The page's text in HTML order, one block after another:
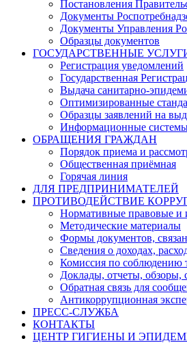
Постановления
Документы
Документы Управления
Образцы документов
ГОСУДАРСТВЕННЫЕ
Регистрация уведомлений
Государственная
Выдача санитарно-
Оптимизированные
Образцы заявлений на
Информационные
ОБРАЩЕНИЯ ГРАЖДАН
Порядок приема и
Общественная приёмная
Горячая линия
ДЛЯ ПРЕДПРИНИМАТЕЛЕЙ
ПРОТИВОДЕЙСТВИЕ
Нормативные правовые и
Методические материалы
Формы документов,
Сведения о доходах,
Комиссия по соблюдению
Доклады, отчеты, обзоры,
Обратная связь для
Антикоррупционная
ПРЕСС-СЛУЖБА
КОНТАКТЫ
ЦЕНТР ГИГИЕНЫ И